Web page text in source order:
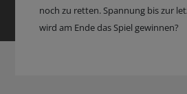
noch zu retten. Spannung bis zur
wird am Ende das Spiel gewinnen?